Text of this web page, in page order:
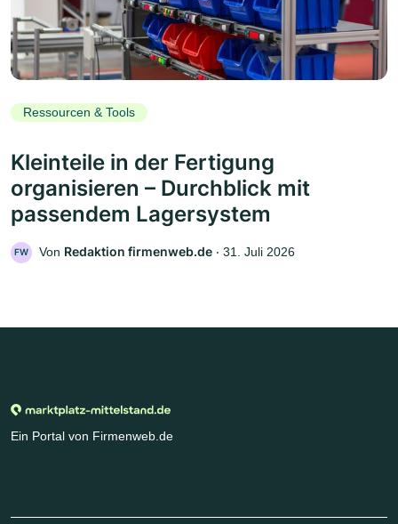
Ressourcen & Tools
Kleinteile in der Fertigung
organisieren – Durchblick mit
passendem Lagersystem
FW Von Redaktion firmenweb.de ‧ 31. Juli 2026
Ein Portal von Firmenweb.de